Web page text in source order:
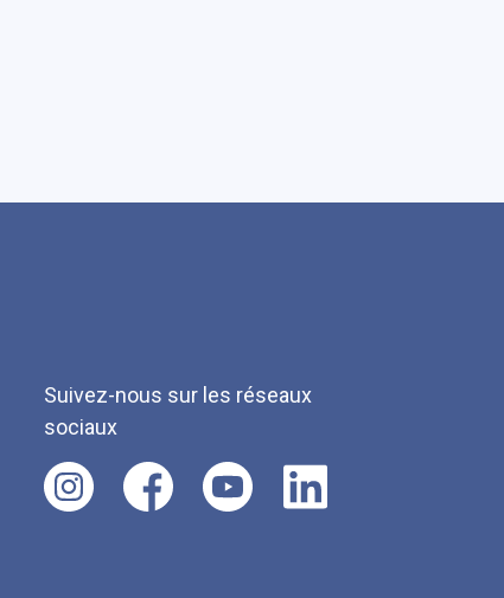
Suivez-nous sur les réseaux
sociaux